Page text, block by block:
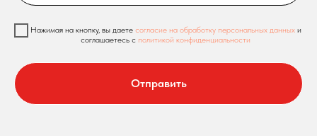
Нажимая на кнопку, вы даете согласие на обработку персональных данных и
соглашаетесь c политикой конфиденциальности
Отправить